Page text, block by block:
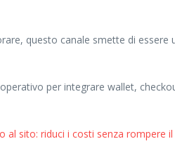
questo canale smette di essere
per integrare wallet,
al sito: riduci i costi senza rompere